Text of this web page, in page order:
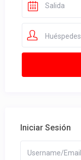
Huéspedes
Iniciar Sesión